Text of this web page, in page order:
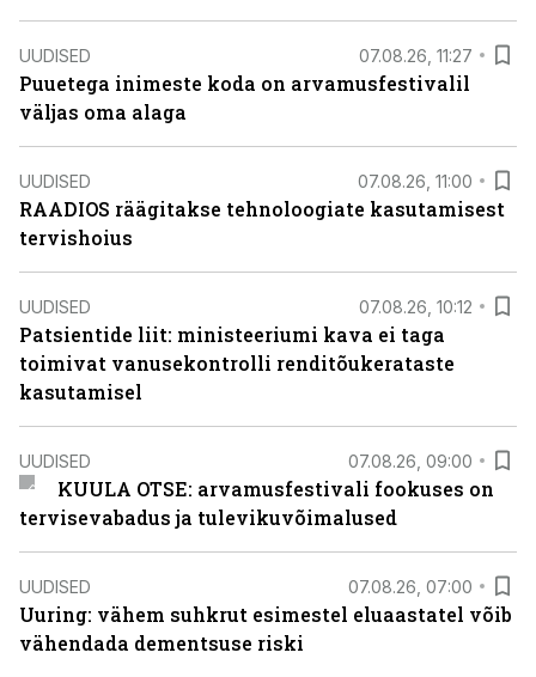
UUDISED 07.08.26, 11:27
Puuetega inimeste koda on arvamusfestivalil
väljas oma alaga
UUDISED 07.08.26, 11:00
RAADIOS räägitakse tehnoloogiate kasutamisest
tervishoius
UUDISED 07.08.26, 10:12
Patsientide liit: ministeeriumi kava ei taga
toimivat vanusekontrolli renditõukerataste
kasutamisel
UUDISED 07.08.26, 09:00
KUULA OTSE: arvamusfestivali fookuses on
tervisevabadus ja tulevikuvõimalused
UUDISED 07.08.26, 07:00
Uuring: vähem suhkrut esimestel eluaastatel võib
vähendada dementsuse riski